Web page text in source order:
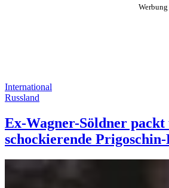
International
Russland
Ex-Wagner-Söldner packt
schockierende Prigoschin-